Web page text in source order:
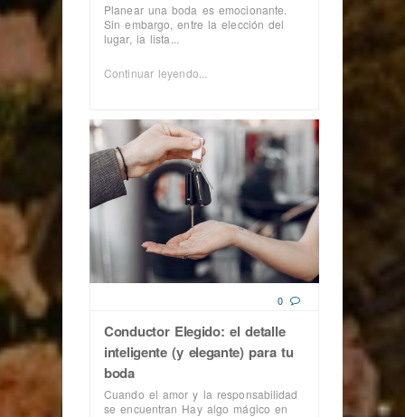
Planear una boda es emocionante.
Sin embargo, entre la elección del
lugar, la lista...
Continuar leyendo...
0
Conductor Elegido: el detalle
inteligente (y elegante) para tu
boda
Cuando el amor y la responsabilidad
se encuentran Hay algo mágico en